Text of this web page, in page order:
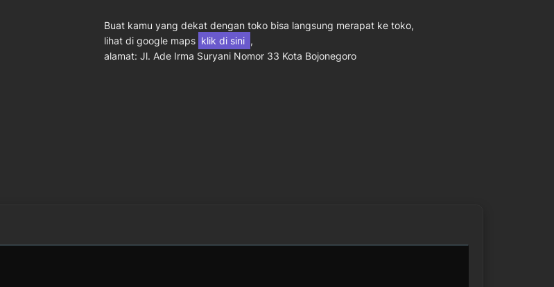
Buat kamu yang dekat dengan toko bisa langsung merapat ke toko,
lihat di google maps klik di sini ,
alamat: Jl. Ade Irma Suryani Nomor 33 Kota Bojonegoro